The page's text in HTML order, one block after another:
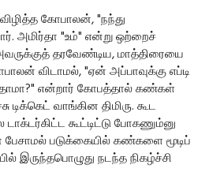
கோபாலன், "நந்து
அமிர்தா "உம்" என்று ஒற்றைச்
தரவேண்டிய, மாத்திரையை
விடாமல், "ஏன் அப்பாவுக்கு எப்டி
என்றார் கோபத்தால் கண்கள்
டிக்கெட் வாங்கின திமிரு. கூட
கூட்டிட்டு போகணும்னு
படுக்கையில் கண்களை மூடிப்
இருந்தபொழுது நடந்த நிகழ்ச்சி